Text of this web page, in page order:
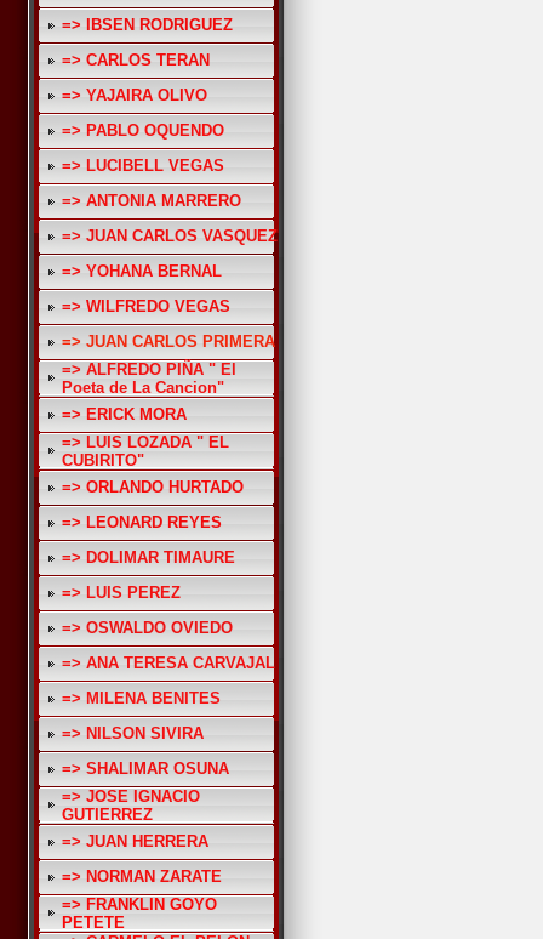
=> IBSEN RODRIGUEZ
=> CARLOS TERAN
=> YAJAIRA OLIVO
=> PABLO OQUENDO
=> LUCIBELL VEGAS
=> ANTONIA MARRERO
=> JUAN CARLOS VASQUEZ
=> YOHANA BERNAL
=> WILFREDO VEGAS
=> JUAN CARLOS PRIMERA
=> ALFREDO PIÑA " El
Poeta de La Cancion"
=> ERICK MORA
=> LUIS LOZADA " EL
CUBIRITO"
=> ORLANDO HURTADO
=> LEONARD REYES
=> DOLIMAR TIMAURE
=> LUIS PEREZ
=> OSWALDO OVIEDO
=> ANA TERESA CARVAJAL
=> MILENA BENITES
=> NILSON SIVIRA
=> SHALIMAR OSUNA
=> JOSE IGNACIO
GUTIERREZ
=> JUAN HERRERA
=> NORMAN ZARATE
=> FRANKLIN GOYO
PETETE